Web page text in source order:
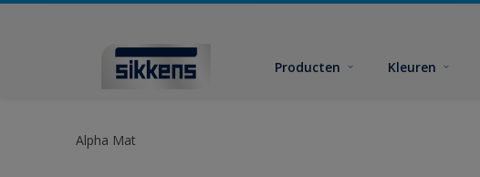
Producten Kleuren
Alpha Mat